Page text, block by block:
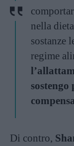
nella
sostanze
regime
Di contro,